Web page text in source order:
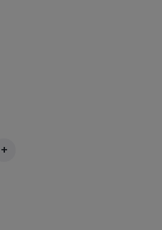
+